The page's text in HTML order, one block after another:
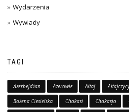
Wydarzenia
Wywiady
TAGI
Azerbejdżan Azerowie Ałtaj
Bożena Ciesielska Chakasi Chakasja